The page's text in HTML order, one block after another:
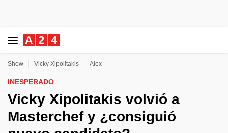
Show Vicky Xipolitakis Alex
INESPERADO
Vicky Xipolitakis volvió a
Masterchef y ¿consiguió